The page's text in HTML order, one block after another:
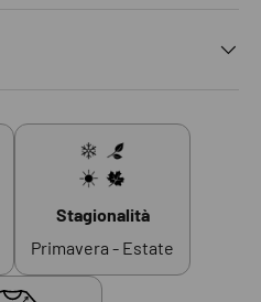
Stagionalità
Primavera - Estate